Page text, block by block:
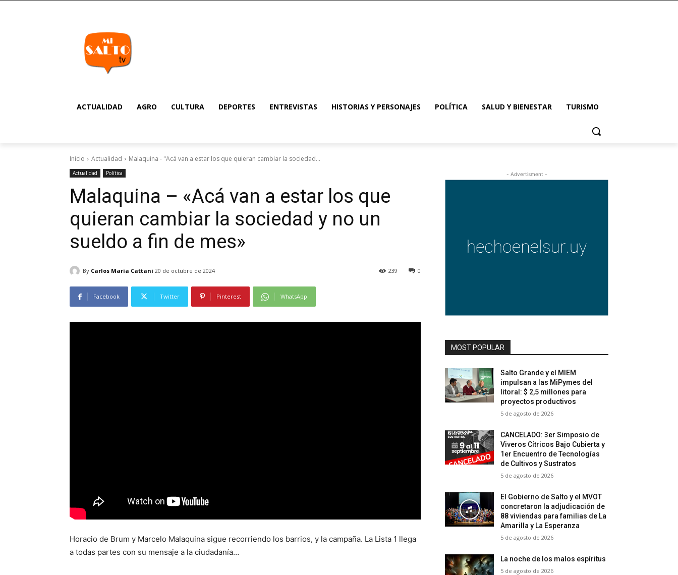
ACTUALIDAD AGRO CULTURA DEPORTES ENTREVISTAS HISTORIAS Y PERSONAJES POLÍTICA SALUD Y BIENESTAR TURISMO
Inicio Actualidad Malaquina - "Acá van a estar los que quieran cambiar la sociedad...
Actualidad Política
Malaquina – «Acá van a estar los que
quieran cambiar la sociedad y no un
sueldo a fin de mes»
By Carlos María Cattani 20 de octubre de 2024 0
239
Facebook Twitter Pinterest WhatsApp
Horacio de Brum y Marcelo Malaquina sigue recorriendo los barrios, y la campaña. La Lista 1 llega
a todas partes con su mensaje a la ciudadanía…
- Advertisment -
MOST POPULAR
Salto Grande y el MIEM
impulsan a las MiPymes del
litoral: $ 2,5 millones para
proyectos productivos
5 de agosto de 2026
CANCELADO: 3er Simposio de
Viveros Cítricos Bajo Cubierta y
1er Encuentro de Tecnologías
de Cultivos y Sustratos
5 de agosto de 2026
El Gobierno de Salto y el MVOT
concretaron la adjudicación de
88 viviendas para familias de La
Amarilla y La Esperanza
5 de agosto de 2026
La noche de los malos espíritus
5 de agosto de 2026